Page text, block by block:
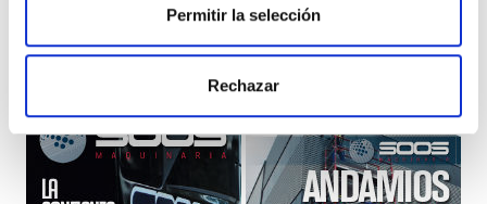
Permitir la selección
Rechazar
DIESEL